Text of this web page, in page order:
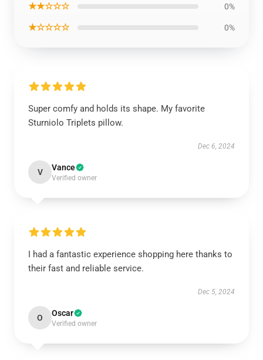
★★☆☆☆ 0%
★☆☆☆☆ 0%
Super comfy and holds its shape. My favorite
Sturniolo Triplets pillow.
Dec 6, 2024
V Vance
Verified owner
I had a fantastic experience shopping here thanks to
their fast and reliable service.
Dec 5, 2024
O Oscar
Verified owner